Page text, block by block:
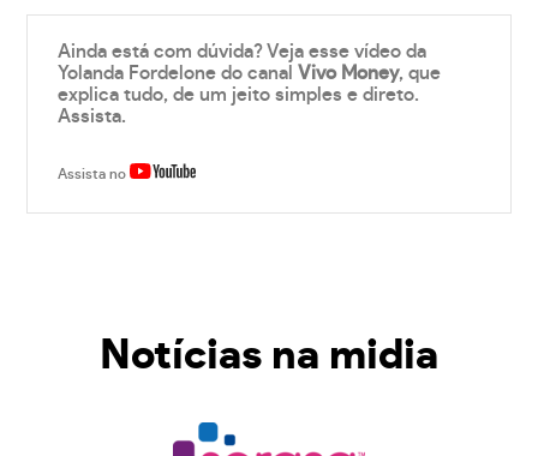
Ainda está com dúvida? Veja esse vídeo da
Yolanda Fordelone do canalVivo Money, que
explica tudo, de um jeito simples e direto.
Assista.
Assista no
Notícias na midia